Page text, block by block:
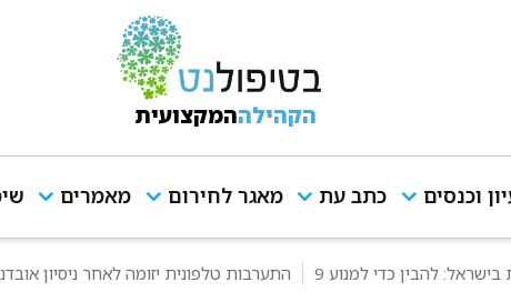
הקהילההמקצועית
וכנסים כתב עת מאגר לחירום מאמרים
להבין כדי למנוע 9 התערבות טלפונית יזומה לאחר ניסיון